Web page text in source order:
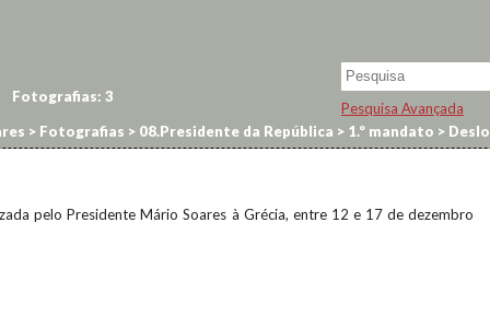
Pesquisa Avançada
Fotografias: 3
> Fotografias > 08.Presidente da República > 1.º mandato >
pelo Presidente Mário Soares à Grécia, entre 12 e 17 de dezembro